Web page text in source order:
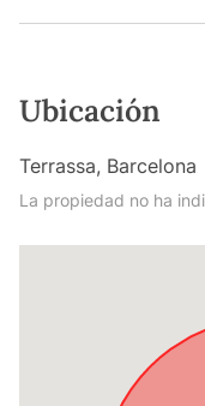
Ubicación
Terrassa, Barcelona
La propiedad no ha